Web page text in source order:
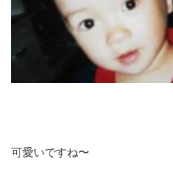
可愛いですね〜